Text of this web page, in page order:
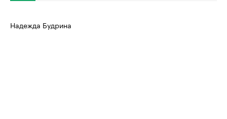
Надежда Будрина